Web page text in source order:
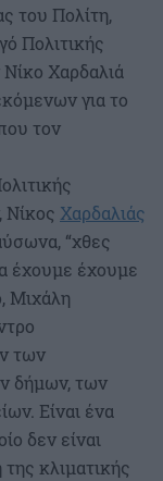
του Πολίτη,
Πολιτικής
Χαρδαλιά
για το
τον
Νίκος Χαρδαλιάς
“χθες
έχουμε έχουμε
Μιχάλη
των
δήμων, των
Είναι ένα
δεν είναι
κλιματικής